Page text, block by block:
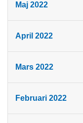
Maj 2022
April 2022
Mars 2022
Februari 2022